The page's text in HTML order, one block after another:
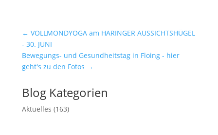
← VOLLMONDYOGA am HARINGER AUSSICHTSHÜGEL
- 30. JUNI
Bewegungs- und Gesundheitstag in Floing - hier
geht's zu den Fotos →
Blog Kategorien
Aktuelles (163)